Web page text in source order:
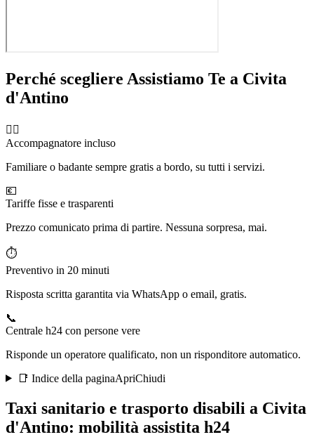
Perché scegliere Assistiamo Te a Civita
d'Antino
🧑‍⚕️
Accompagnatore incluso
Familiare o badante sempre gratis a bordo, su tutti i servizi.
💶
Tariffe fisse e trasparenti
Prezzo comunicato prima di partire. Nessuna sorpresa, mai.
⏱️
Preventivo in 20 minuti
Risposta scritta garantita via WhatsApp o email, gratis.
📞
Centrale h24 con persone vere
Risponde un operatore qualificato, non un risponditore automatico.
📑 Indice della paginaApriChiudi
Taxi sanitario e trasporto disabili a Civita
d'Antino: mobilità assistita h24